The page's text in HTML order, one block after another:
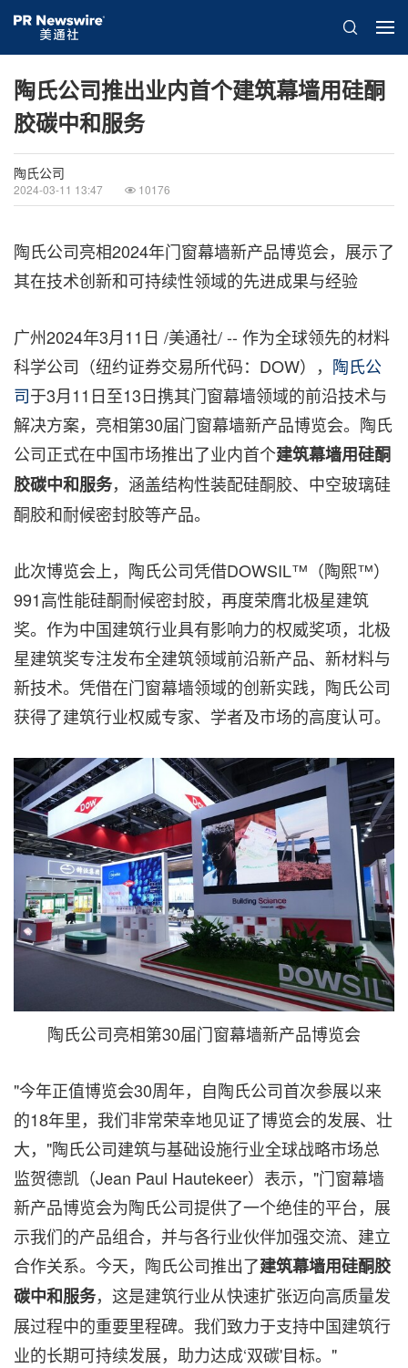
陶氏公司推出业内首个建筑幕墙用硅酮
胶碳中和服务
陶氏公司
2024-03-11 13:47 10176
陶氏公司亮相2024年门窗幕墙新产品博览会，展示了
其在技术创新和可持续性领域的先进成果与经验
广州2024年3月11日 /美通社/ -- 作为全球领先的材料
科学公司（纽约证券交易所代码：DOW）， 陶氏公
司于3月11日至13日携其门窗幕墙领域的前沿技术与
解决方案，亮相第30届门窗幕墙新产品博览会。陶氏
公司正式在中国市场推出了业内首个建筑幕墙用硅酮
胶碳中和服务，涵盖结构性装配硅酮胶、中空玻璃硅
酮胶和耐候密封胶等产品。
此次博览会上，陶氏公司凭借DOWSIL™（陶熙™）
991高性能硅酮耐候密封胶，再度荣膺北极星建筑
奖。作为中国建筑行业具有影响力的权威奖项，北极
星建筑奖专注发布全建筑领域前沿新产品、新材料与
新技术。凭借在门窗幕墙领域的创新实践，陶氏公司
获得了建筑行业权威专家、学者及市场的高度认可。
陶氏公司亮相第30届门窗幕墙新产品博览会
"今年正值博览会30周年，自陶氏公司首次参展以来
的18年里，我们非常荣幸地见证了博览会的发展、壮
大，"陶氏公司建筑与基础设施行业全球战略市场总
监贺德凯（Jean Paul Hautekeer）表示，"门窗幕墙
新产品博览会为陶氏公司提供了一个绝佳的平台，展
示我们的产品组合，并与各行业伙伴加强交流、建立
合作关系。今天，陶氏公司推出了建筑幕墙用硅酮胶
碳中和服务，这是建筑行业从快速扩张迈向高质量发
展过程中的重要里程碑。我们致力于支持中国建筑行
业的长期可持续发展，助力达成‘双碳'目标。"